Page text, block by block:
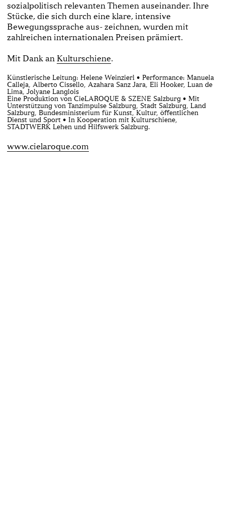
sozialpolitisch relevanten Themen auseinander. Ihre
Stücke, die sich durch eine klare, intensive
Bewegungssprache aus- zeichnen, wurden mit
zahlreichen internationalen Preisen prämiert.
Mit Dank an Kulturschiene.
Künstlerische Leitung: Helene Weinzierl • Performance: Manuela
Calleja, Alberto Cissello, Azahara Sanz Jara, Eli Hooker, Luan de
Lima, Jolyane Langlois
Eine Produktion von CieLAROQUE & SZENE Salzburg • Mit
Unterstützung von Tanzimpulse Salzburg, Stadt Salzburg, Land
Salzburg, Bundesministerium für Kunst, Kultur, öffentlichen
Dienst und Sport • In Kooperation mit Kulturschiene,
STADTWERK Lehen und Hilfswerk Salzburg.
www.cielaroque.com